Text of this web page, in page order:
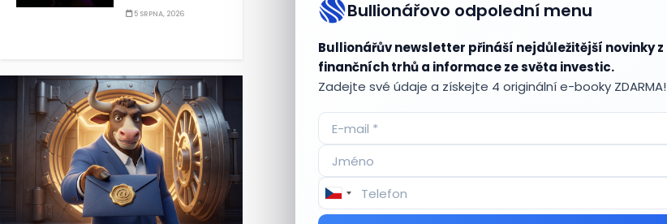
Bullionářovo odpolední menu
Bullionářův newsletter přináší nejdůležitější novinky z
finančních trhů a informace ze světa investic.
Zadejte své údaje a získejte 4 originální e-booky ZDARMA!
5 SRPNA, 2026